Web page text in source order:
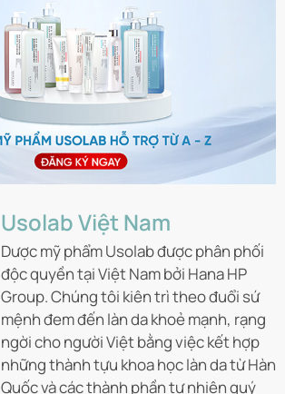
Usolab Việt Nam
Dược mỹ phẩm Usolab được phân phối
độc quyền tại Việt Nam bởi Hana HP
Group. Chúng tôi kiên trì theo đuổi sứ
mệnh đem đến làn da khoẻ mạnh, rạng
ngời cho người Việt bằng việc kết hợp
những thành tựu khoa học làn da từ Hàn
Quốc và các thành phần tự nhiên quý